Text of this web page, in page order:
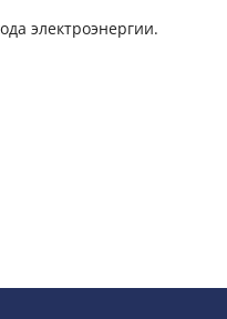
электроэнергии.